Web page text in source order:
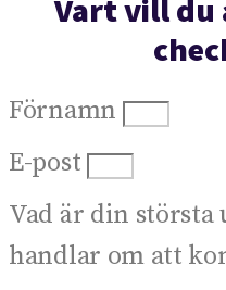
Vart vill du
Förnamn
E-post
Vad är din
handlar om att